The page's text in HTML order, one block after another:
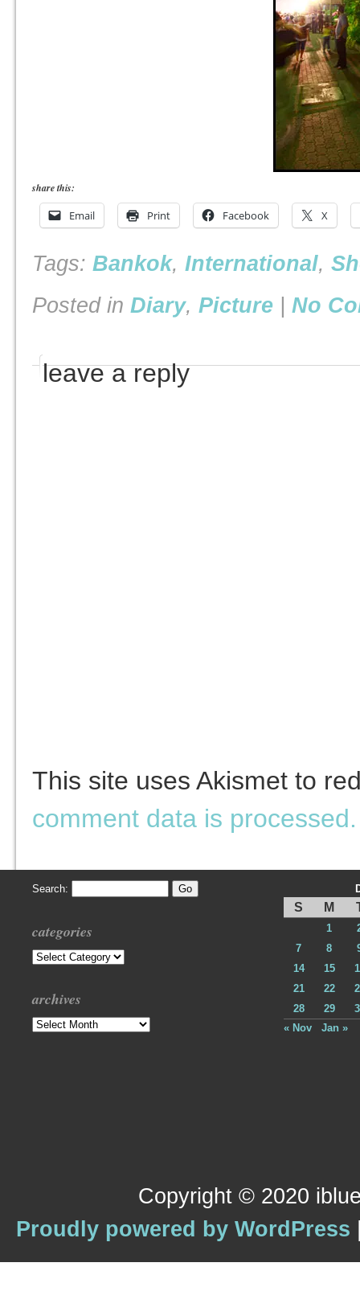
share this:
Email Print Facebook X
Tags: Bankok, International,
Posted in Diary, Picture No
leave a reply
This site uses Akismet to
comment data is processed.
Search:
categories
Categories
archives
Archives
S M
1
7
8
14
15
21
22
28
29
« Nov
Jan »
Copyright © 2020
Proudly powered by WordPress